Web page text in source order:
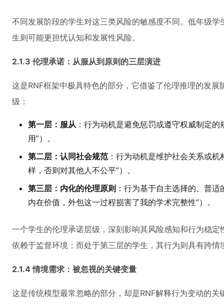
不同发展阶段的学生对这三类风险的敏感度不同。低年级
生则可能更担忧认知和发展性风险。
2.1.3 伦理承诺：从服从到原则的三层演进
这是RNF框架中极具特色的部分，它借鉴了伦理推理的发
级：
第一层：服从 ：行为动机是避免惩罚或遵守权威制定
用”）。
第二层：认同社会规范：行为动机是维护社会关系或机
样，否则对其他人不公平”）。
第三层：内化的伦理原则 ：行为基于自主选择的、普
内在价值，外包这一过程损害了我的学术完整性”）。
一个学生的伦理承诺层级，深刻影响其风险感知和行为稳定
依赖于监督环境；而处于第三层的学生，其行为则具有跨情
2.1.4 情境需求：被忽视的关键变量
这是传统模型最常忽略的部分，却是RNF解释行为变动的关